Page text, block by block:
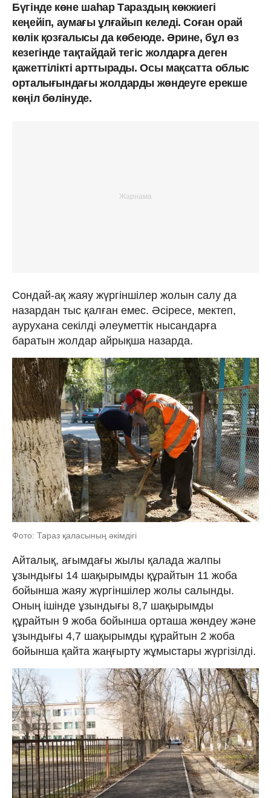
Бүгінде көне шаһар Тараздың көкжиегі
кеңейіп, аумағы ұлғайып келеді. Соған орай
көлік қозғалысы да көбеюде. Әрине, бұл өз
кезегінде тақтайдай тегіс жолдарға деген
қажеттілікті арттырады. Осы мақсатта облыс
орталығындағы жолдарды жөндеуге ерекше
көңіл бөлінуде.
Сондай-ақ жаяу жүргіншілер жолын салу да
назардан тыс қалған емес. Әсіресе, мектеп,
аурухана секілді әлеуметтік нысандарға
баратын жолдар айрықша назарда.
Фото: Тараз қаласының әкімдігі
Айталық, ағымдағы жылы қалада жалпы
ұзындығы 14 шақырымды құрайтын 11 жоба
бойынша жаяу жүргіншілер жолы салынды.
Оның ішінде ұзындығы 8,7 шақырымды
құрайтын 9 жоба бойынша орташа жөндеу және
ұзындығы 4,7 шақырымды құрайтын 2 жоба
бойынша қайта жаңғырту жұмыстары жүргізілді.